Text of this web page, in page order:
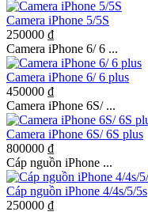
Camera iPhone 5/5S
250000 ₫
Camera iPhone 6/ 6 ...
Camera iPhone 6/ 6 plus
450000 ₫
Camera iPhone 6S/ ...
Camera iPhone 6S/ 6S plus
800000 ₫
Cáp nguồn iPhone ...
Cáp nguồn iPhone 4/4s/5/5s
250000 ₫